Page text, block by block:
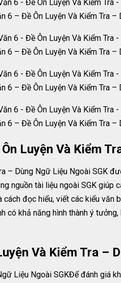
6 – Đề Ôn Luyện Và Kiểm Tra
6 – Đề Ôn Luyện Và Kiểm Tra
6 – Đề Ôn Luyện Và Kiểm Tra
6 – Đề Ôn Luyện Và Kiểm Tra
Luyện Và Kiểm
– Dùng Ngữ Liệu Ngoài SGK
nguồn tài liệu ngoài SGK
đọc hiểu, viết các kiểu
có khả năng hình thành ý
Và Kiểm Tra –
Liệu Ngoài SGKĐể đánh giá